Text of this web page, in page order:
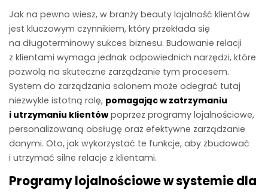
Jak na pewno wiesz, w branży beauty lojalność klientów
jest kluczowym czynnikiem, który przekłada się
na długoterminowy sukces biznesu. Budowanie relacji
z klientami wymaga jednak odpowiednich narzędzi, które
pozwolą na skuteczne zarządzanie tym procesem.
System do zarządzania salonem może odegrać tutaj
niezwykle istotną rolę, pomagając w zatrzymaniu
i utrzymaniu klientów poprzez programy lojalnościowe,
personalizowaną obsługę oraz efektywne zarządzanie
danymi. Oto, jak wykorzystać te funkcje, aby zbudować
i utrzymać silne relacje z klientami.
Programy lojalnościowe w systemie dla